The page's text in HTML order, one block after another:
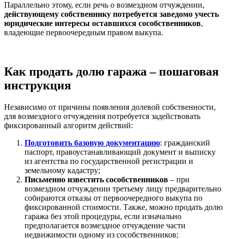
Параллельно этому, если речь о возмездном отчуждении,
действующему собственнику потребуется заведомо учесть
юридические интересы оставшихся сособственников,
владеющие первоочередным правом выкупа.
Как продать долю гаража – пошаговая
инструкция
Независимо от причины появления долевой собственности,
для возмездного отчуждения потребуется задействовать
фиксированный алгоритм действий:
Подготовить базовую документацию: гражданский
паспорт, правоустанавливающий документ и выписку
из агентства по государственной регистрации и
земельному кадастру;
Письменно известить сособственников – при
возмездном отчуждении третьему лицу предварительно
собираются отказы от первоочередного выкупа по
фиксированной стоимости. Также, можно продать долю
гаража без этой процедуры, если изначально
предполагается возмездное отчуждение части
недвижимости одному из сособственников;